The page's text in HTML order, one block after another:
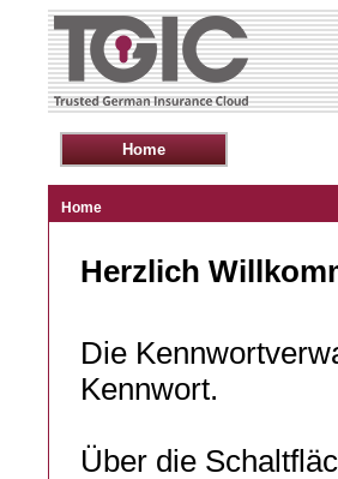
Home
Herzlich
Die
Kennwort.
Über die